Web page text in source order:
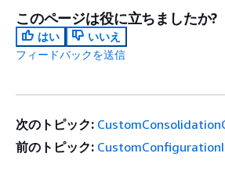
このページは役に立ちましたか?
はい
いいえ
フィードバックを送信
次のトピック:
前のトピック: